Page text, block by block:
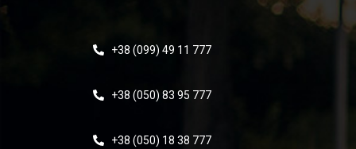
+38 (099) 49 11 777
+38 (050) 83 95 777
+38 (050) 18 38 777